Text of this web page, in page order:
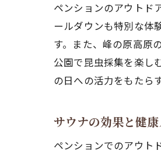
ペンションのアウトド
ールダウンも特別な体
す。また、峰の原高原
公園で昆虫採集を楽し
の日への活力をもたら
サウナの効果と健康
ペンションでのアウト